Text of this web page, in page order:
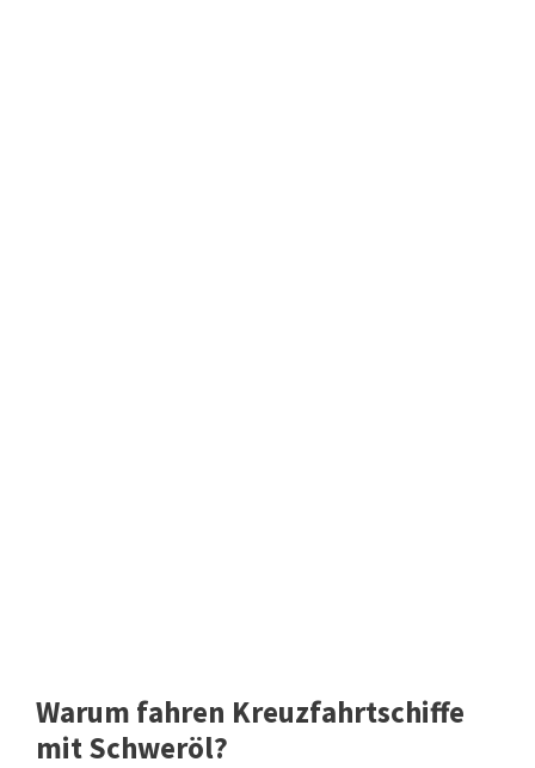
Warum fahren Kreuzfahrtschiffe
mit Schweröl?